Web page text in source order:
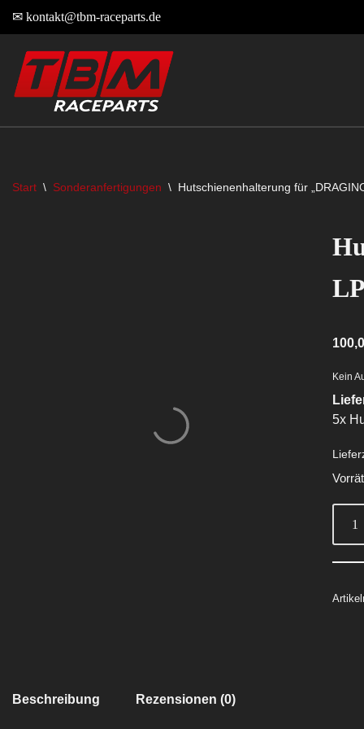
Inhalt
springen
✉ kontakt@tbm-raceparts.de
Start \ Sonderanfertigungen \ Hutschienenhalterung für
Kein
5x
Beschreibung Rezensionen (0)